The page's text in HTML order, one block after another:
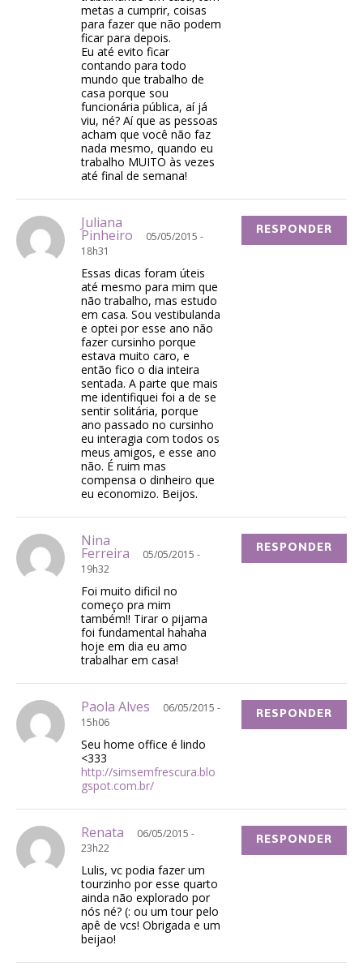
metas a cumprir, coisas
para fazer que não podem
ficar para depois.
Eu até evito ficar
contando para todo
mundo que trabalho de
casa porque sou
funcionária pública, aí já
viu, né? Aí que as pessoas
acham que você não faz
nada mesmo, quando eu
trabalho MUITO às vezes
até final de semana!
Juliana
Pinheiro
05/05/2015 -
18h31
Essas dicas foram úteis
até mesmo para mim que
não trabalho, mas estudo
em casa. Sou vestibulanda
e optei por esse ano não
fazer cursinho porque
estava muito caro, e
então fico o dia inteira
sentada. A parte que mais
me identifiquei foi a de se
sentir solitária, porque
ano passado no cursinho
eu interagia com todos os
meus amigos, e esse ano
não. É ruim mas
compensa o dinheiro que
eu economizo. Beijos.
RESPONDER
Nina
Ferreira
05/05/2015 -
19h32
Foi muito dificil no
começo pra mim
também!! Tirar o pijama
foi fundamental hahaha
hoje em dia eu amo
trabalhar em casa!
RESPONDER
Paola Alves
06/05/2015 -
15h06
Seu home office é lindo
<333
http://simsemfrescura.blo
gspot.com.br/
RESPONDER
Renata
06/05/2015 -
23h22
Lulis, vc podia fazer um
tourzinho por esse quarto
ainda não explorado por
nós né? (: ou um tour pelo
apê de vcs! Obrigada e um
beijao!
RESPONDER